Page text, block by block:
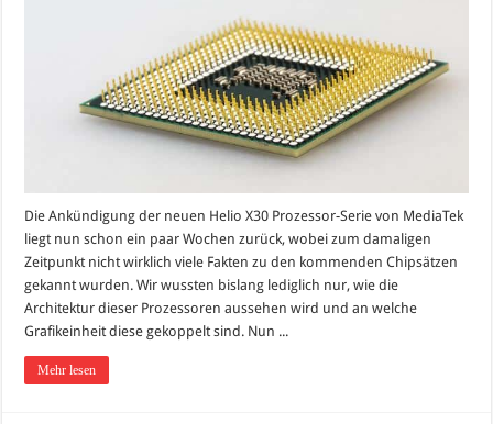
Die Ankündigung der neuen Helio X30 Prozessor-Serie von MediaTek
liegt nun schon ein paar Wochen zurück, wobei zum damaligen
Zeitpunkt nicht wirklich viele Fakten zu den kommenden Chipsätzen
gekannt wurden. Wir wussten bislang lediglich nur, wie die
Architektur dieser Prozessoren aussehen wird und an welche
Grafikeinheit diese gekoppelt sind. Nun ...
Mehr lesen